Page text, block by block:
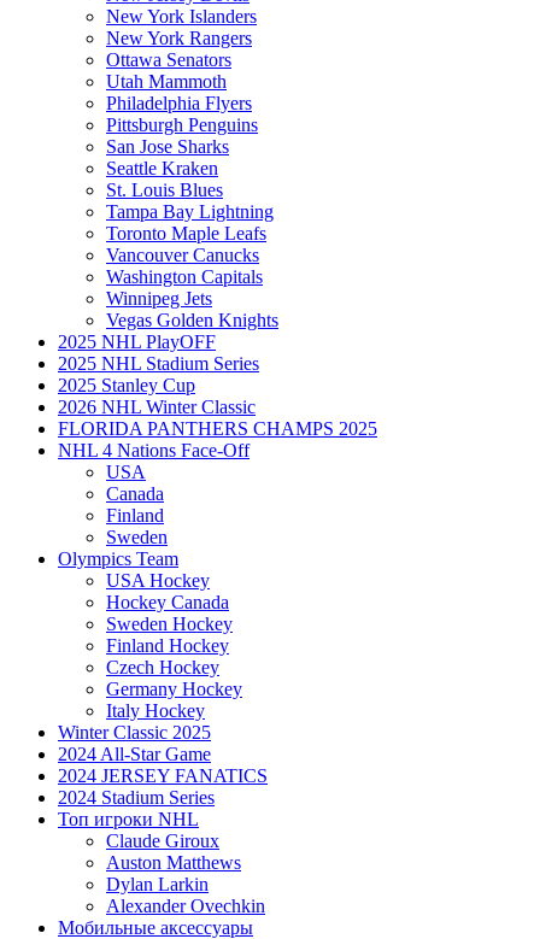
New York Islanders
New York Rangers
Ottawa Senators
Utah Mammoth
Philadelphia Flyers
Pittsburgh Penguins
San Jose Sharks
Seattle Kraken
St. Louis Blues
Tampa Bay Lightning
Toronto Maple Leafs
Vancouver Canucks
Washington Capitals
Winnipeg Jets
Vegas Golden Knights
2025 NHL PlayOFF
2025 NHL Stadium Series
2025 Stanley Cup
2026 NHL Winter Classic
FLORIDA PANTHERS CHAMPS 2025
NHL 4 Nations Face-Off
USA
Canada
Finland
Sweden
Olympics Team
USA Hockey
Hockey Canada
Sweden Hockey
Finland Hockey
Czech Hockey
Germany Hockey
Italy Hockey
Winter Classic 2025
2024 All-Star Game
2024 JERSEY FANATICS
2024 Stadium Series
Топ игроки NHL
Claude Giroux
Auston Matthews
Dylan Larkin
Alexander Ovechkin
Мобильные аксессуары